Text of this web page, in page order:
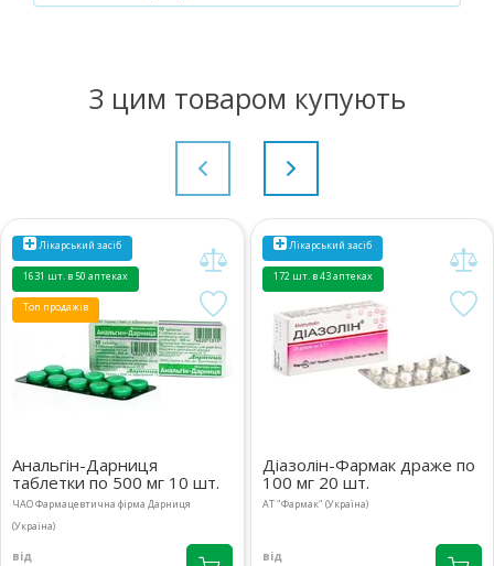
З цим товаром купують
Лікарський засіб
1631 шт. в 50 аптеках
Топ продажів
Анальгін-Дарниця
таблетки по 500 мг 10 шт.
ЧАО Фармацевтична фірма Дарниця
(Україна)
від
Лікарський засіб
172 шт. в 43 аптеках
Діазолін-Фармак драже по
100 мг 20 шт.
АТ "Фармак" (Україна)
від